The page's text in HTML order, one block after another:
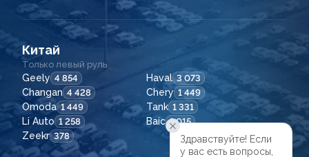
Китай
Только левый руль
Geely 4 854 Haval 3 073
Changan 4 428 Chery 1 449
Omoda 1 449 Tank 1 331
Li Auto 1 258 Baic 1 015
Zeekr 378
Здравствуйте! Если
у вас есть вопросы,